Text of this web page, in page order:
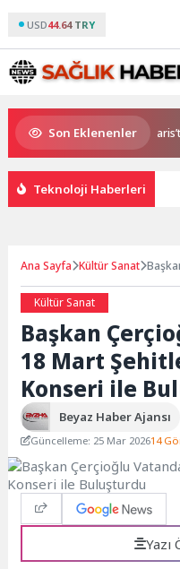
USD44.64 TRY
Son Eklenenler
World Cup Heyecanı Paris’te
Teknoloji Haberleri
Ana Sayfa Kültür Sanat
Kültür Sanat
Başkan
18 Mart
Konseri ile
Beyaz Haber Ajansı
Güncelleme: 25 Mar 202614